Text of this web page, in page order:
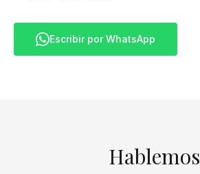
Escribir por WhatsApp
Hablemos